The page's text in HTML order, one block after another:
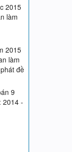
2015
làm
2015
làm
đề
9
2014 -